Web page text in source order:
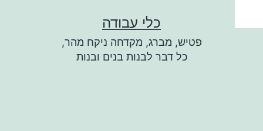
לתוכן
כלי עבודה
פטיש, מברג, מקדחה ניקח מהר,
כל דבר לבנות בנים ובנות